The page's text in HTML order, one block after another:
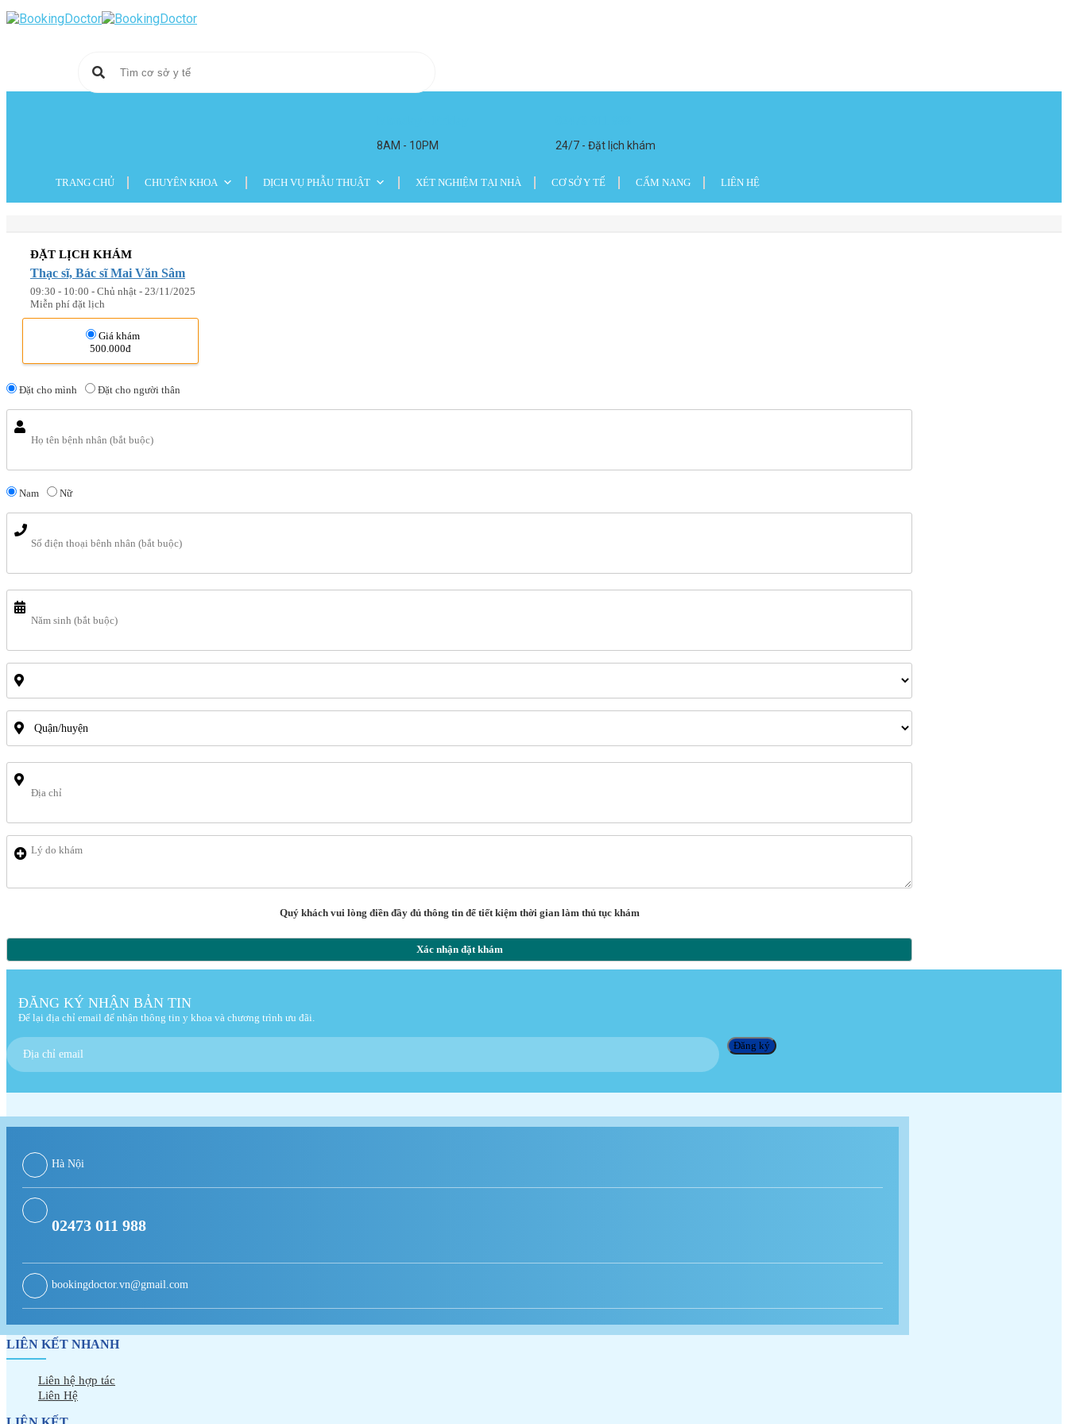
Skip
to
8AM - 10PM 24/7 - Đặt lịch khám
TRANG CHỦ CHUYÊN KHOA DỊCH VỤ PHẪU THUẬT XÉT NGHIỆM TẠI NHÀ CƠ SỞ Y TẾ CẨM NANG LIÊN HỆ
ĐẶT LỊCH KHÁM
Thạc sĩ, Bác sĩ Mai Văn Sâm
09:30 - 10:00 - Chủ nhật - 23/11/2025
Miễn phí đặt lịch
Giá khám
500.000đ
Đặt cho mình Đặt cho người thân
Nam Nữ
Quý khách vui lòng điền đầy đủ thông tin để tiết kiệm thời gian làm thủ tục khám
Xác nhận đặt khám
ĐĂNG KÝ NHẬN BẢN TIN
Để lại địa chỉ email để nhận thông tin y khoa và chương trình ưu đãi.
Hà Nội
02473 011 988
bookingdoctor.vn@gmail.com
LIÊN KẾT NHANH
Liên hệ hợp tác
Liên Hệ